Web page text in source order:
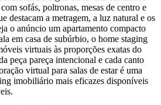
sofás, poltronas, mesas de centro e
destacam a metragem, a luz natural e os
o anúncio um apartamento compacto
em casa de subúrbio, o home staging
virtuais às proporções exatas do
peça pareça intencional e cada canto
virtual para salas de estar é uma
imobiliário mais eficazes disponíveis